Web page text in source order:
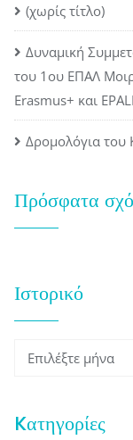
(χωρίς τίτλο)
Δυναμική
του 1ου ΕΠΑΛ
Erasmus+ και
Δρομολόγια του
Πρόσφατα
Ιστορικό
Ιστορικό
Kατηγορίες